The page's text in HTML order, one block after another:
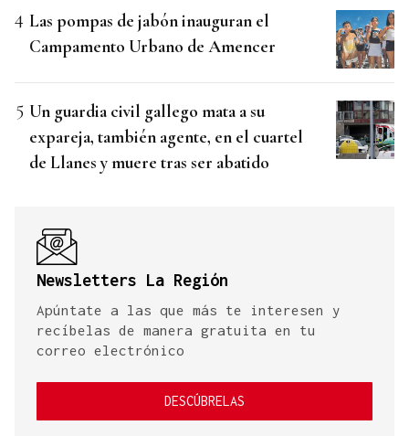
Las pompas de jabón inauguran el
Campamento Urbano de Amencer
Un guardia civil gallego mata a su
expareja, también agente, en el cuartel
de Llanes y muere tras ser abatido
Newsletters La Región
Apúntate a las que más te interesen y
recíbelas de manera gratuita en tu
correo electrónico
DESCÚBRELAS